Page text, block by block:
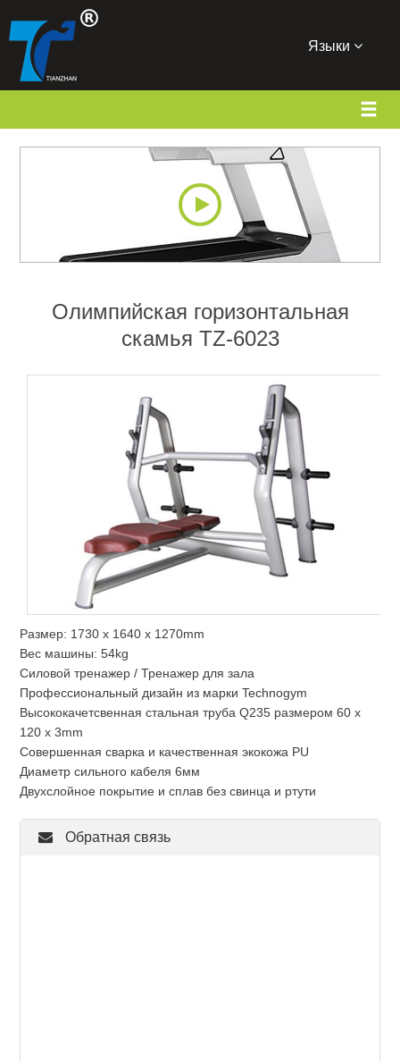
Языки
Олимпийская горизонтальная
скамья TZ-6023
Размер: 1730 x 1640 x 1270mm
Вес машины: 54kg
Силовой тренажер / Тренажер для зала
Профессиональный дизайн из марки Technogym
Высококачетсвенная стальная труба Q235 размером 60 x
120 x 3mm
Совершенная сварка и качественная экокожа PU
Диаметр сильного кабеля 6мм
Двухслойное покрытие и сплав без свинца и ртути
Обратная связь